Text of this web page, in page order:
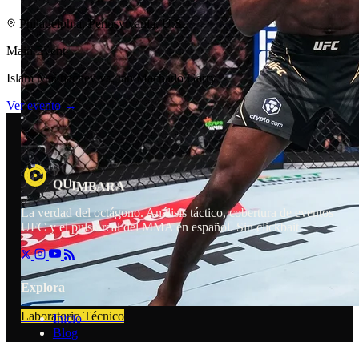
Laboratorio Técnico
Philadelphia, Pennsylvania, U.S.
Main Event
Islam Makhachev vs. Ian Machado Garry
Ver evento →
QUIMBARA
La verdad del octágono. Análisis táctico, cobertura de eventos
UFC y el pulso real del MMA en español. Sin clickbait.
Explora
Inicio
Blog